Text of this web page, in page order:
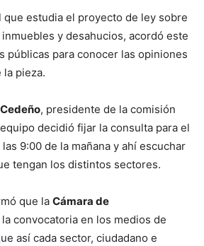
que estudia el proyecto de ley sobre
y desahucios, acordó este
públicas para conocer las opiniones
la pieza.
, presidente de la comisión
decidió fijar la consulta para el
9:00 de la mañana y ahí escuchar
tengan los distintos sectores.
que la Cámara de
convocatoria en los medios de
así cada sector, ciudadano e